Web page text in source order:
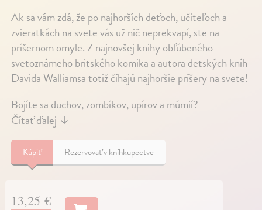
Ak sa vám zdá, že po najhorších deťoch, učiteľoch a
zvieratkách na svete vás už nič neprekvapí, ste na
príšernom omyle. Z najnovšej knihy obľúbeného
svetoznámeho britského komika a autora detských kníh
Davida Walliamsa totiž číhajú najhoršie príšery na svete!
Bojíte sa duchov, zombíkov, upírov a múmií?
Čítať ďalej↓
Kúpiť Rezervovať v kníhkupectve
13,25 €